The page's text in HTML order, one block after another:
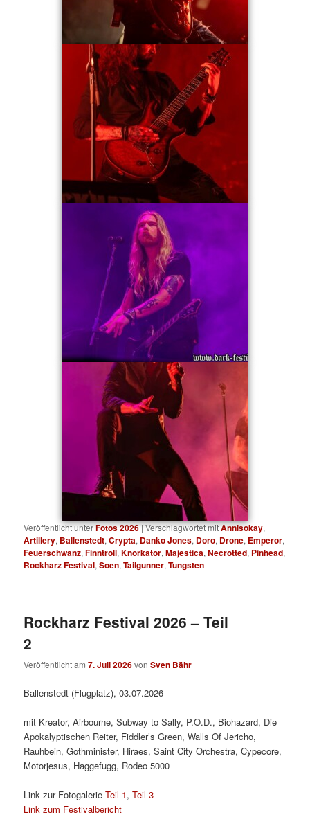
Veröffentlicht unterFotos 2026|Verschlagwortet mitAnnisokay,
Artillery, Ballenstedt,Crypta, Danko Jones, Doro, Drone, Emperor,
Feuerschwanz,Finntroll,Knorkator,Majestica,Necrotted, Pinhead,
Rockharz Festival,Soen,Tailgunner,Tungsten
Rockharz Festival 2026 – Teil
2
Veröffentlicht am7. Juli 2026vonSven Bähr
Ballenstedt (Flugplatz), 03.07.2026
mit Kreator, Airbourne, Subway to Sally, P.O.D., Biohazard, Die
Apokalyptischen Reiter, Fiddler’s Green, Walls Of Jericho,
Rauhbein, Gothminister, Hiraes, Saint City Orchestra, Cypecore,
Motorjesus, Haggefugg, Rodeo 5000
Link zur FotogalerieTeil 1,Teil 3
Link zum Festivalbericht